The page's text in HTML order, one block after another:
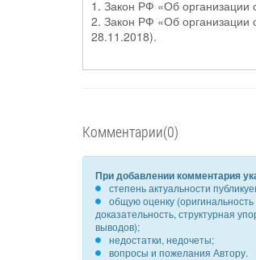
1. Закон РФ «Об организации
2. Закон РФ «Об организации
28.11.2018).
Комментарии(0)
При добавлении комментария
степень актуальности
общую оценку (оригинальность
доказательность, структурная
выводов);
недостатки, недочеты;
вопросы и пожелания Автору.